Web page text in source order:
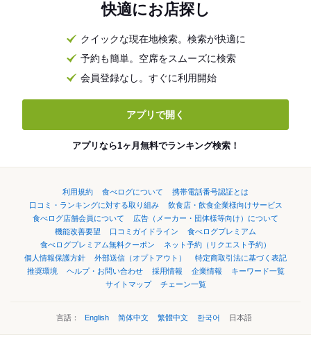
快適にお店探し
クイックな現在地検索。検索が快適に
予約も簡単。空席をスムーズに検索
会員登録なし。すぐに利用開始
アプリで開く
アプリなら1ヶ月無料でランキング検索！
利用規約 食べログについて
携帯電話番号認証とは
口コミ・ランキングに対する取り組み
飲食店・飲食企業様向けサービス
食べログ店舗会員について
広告（メーカー・団体様等向け）について
機能改善要望
口コミガイドライン
食べログプレミアム
食べログプレミアム無料クーポン
ネット予約（リクエスト予約）
個人情報保護方針
外部送信（オプトアウト）
特定商取引法に基づく表記
推奨環境
ヘルプ・お問い合わせ 採用情報 企業情報
キーワード一覧
サイトマップ
チェーン一覧
言語： English 简体中文 繁體中文 한국어 日本語